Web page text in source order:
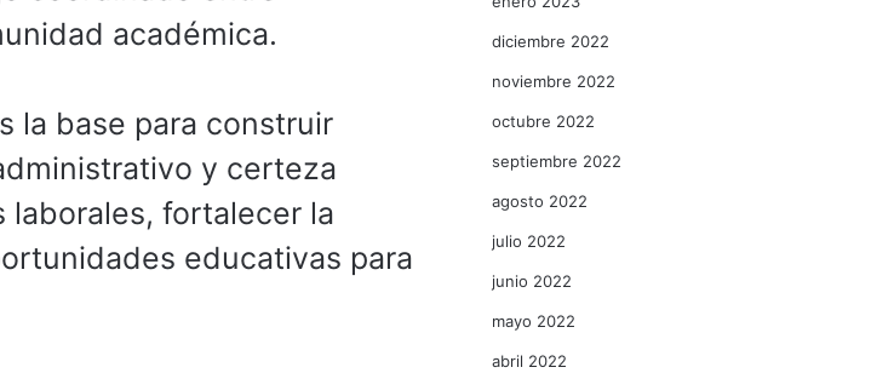
académica.
la base para construir
y certeza
laborales, fortalecer la
educativas para
diciembre 2022
noviembre 2022
octubre 2022
septiembre 2022
agosto 2022
julio 2022
junio 2022
mayo 2022
abril 2022